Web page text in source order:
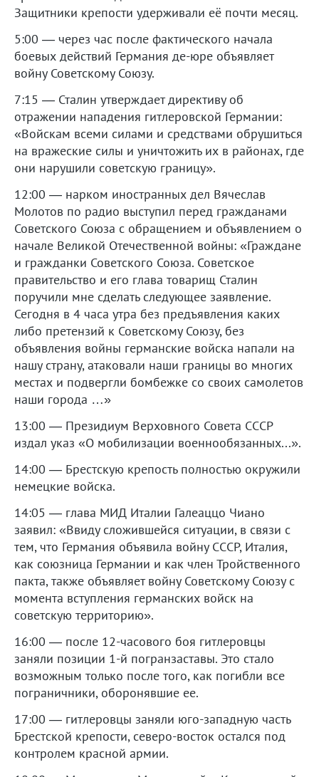
Защитники крепости удерживали её почти месяц.
5:00 — через час после фактического начала
боевых действий Германия де-юре объявляет
войну Советскому Союзу.
7:15 — Сталин утверждает директиву об
отражении нападения гитлеровской Германии:
«Войскам всеми силами и средствами обрушиться
на вражеские силы и уничтожить их в районах, где
они нарушили советскую границу».
12:00 — нарком иностранных дел Вячеслав
Молотов по радио выступил перед гражданами
Советского Союза с обращением и объявлением о
начале Великой Отечественной войны: «Граждане
и гражданки Советского Союза. Советское
правительство и его глава товарищ Сталин
поручили мне сделать следующее заявление.
Сегодня в 4 часа утра без предъявления каких
либо претензий к Советскому Союзу, без
объявления войны германские войска напали на
нашу страну, атаковали наши границы во многих
местах и подвергли бомбежке со своих самолетов
наши города …»
13:00 — Президиум Верховного Совета СССР
издал указ «О мобилизации военнообязанных...».
14:00 — Брестскую крепость полностью окружили
немецкие войска.
14:05 — глава МИД Италии Галеаццо Чиано
заявил: «Ввиду сложившейся ситуации, в связи с
тем, что Германия объявила войну СССР, Италия,
как союзница Германии и как член Тройственного
пакта, также объявляет войну Советскому Союзу с
момента вступления германских войск на
советскую территорию».
16:00 — после 12-часового боя гитлеровцы
заняли позиции 1-й погранзаставы. Это стало
возможным только после того, как погибли все
пограничники, оборонявшие ее.
17:00 — гитлеровцы заняли юго-западную часть
Брестской крепости, северо-восток остался под
контролем красной армии.